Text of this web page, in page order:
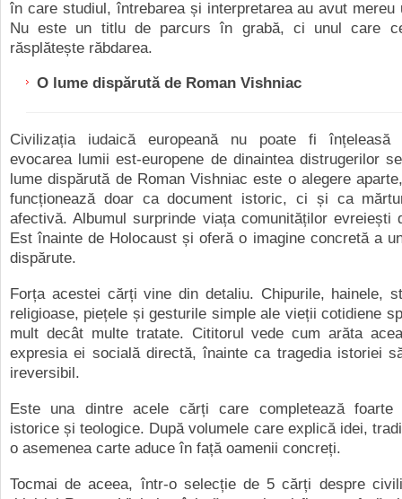
în care studiul, întrebarea și interpretarea au avut mereu
Nu este un titlu de parcurs în grabă, ci unul care
răsplătește răbdarea.
O lume dispărută de Roman Vishniac
Civilizația iudaică europeană nu poate fi înțeleasă
evocarea lumii est-europene de dinaintea distrugerilor
lume dispărută de Roman Vishniac este o alegere
funcționează doar ca document istoric, ci și ca
afectivă. Albumul surprinde viața comunităților evreiești
Est înainte de Holocaust și oferă o imagine concretă a
dispărute.
Forța acestei cărți vine din detaliu. Chipurile, hainele,
religioase, piețele și gesturile simple ale vieții cotidiene
mult decât multe tratate. Cititorul vede cum arăta
expresia ei socială directă, înainte ca tragedia istoriei
ireversibil.
Este una dintre acele cărți care completează foarte
istorice și teologice. După volumele care explică idei,
o asemenea carte aduce în față oamenii concreți.
Tocmai de aceea, într-o selecție de 5 cărți despre